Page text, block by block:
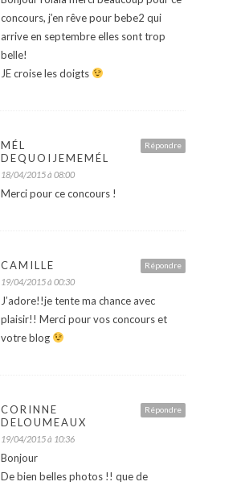
concours, j’en rêve pour bebe2 qui
arrive en septembre elles sont trop
belle!
JE croise les doigts
Répondre
MÉL
DEQUOIJEMEMÉL
18/04/2015 à 08:00
Merci pour ce concours !
Répondre
CAMILLE
19/04/2015 à 00:30
J’adore!!je tente ma chance avec
plaisir!! Merci pour vos concours et
votre blog
Répondre
CORINNE
DELOUMEAUX
19/04/2015 à 10:36
Bonjour
De bien belles photos !! que de